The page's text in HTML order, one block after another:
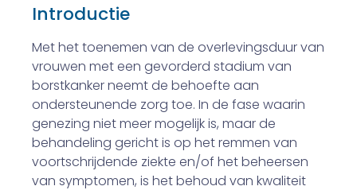
Introductie
Met het toenemen van de overlevingsduur van
vrouwen met een gevorderd stadium van
borstkanker neemt de behoefte aan
ondersteunende zorg toe. In de fase waarin
genezing niet meer mogelijk is, maar de
behandeling gericht is op het remmen van
voortschrijdende ziekte en/of het beheersen
van symptomen, is het behoud van kwaliteit